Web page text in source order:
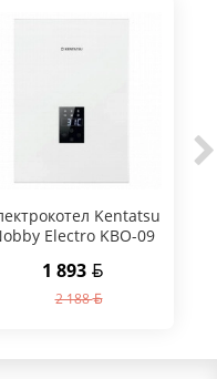
Kentatsu
Electro KBO-09
1 893
2 188